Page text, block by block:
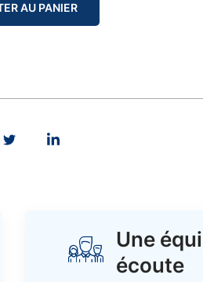
AU PANIER
Une
écoute